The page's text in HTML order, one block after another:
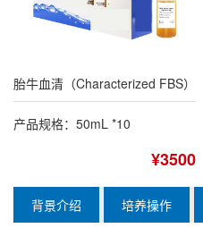
胎牛血清（Characterized FBS）
产品规格：50mL *10
¥3500
背景介绍 培养操作